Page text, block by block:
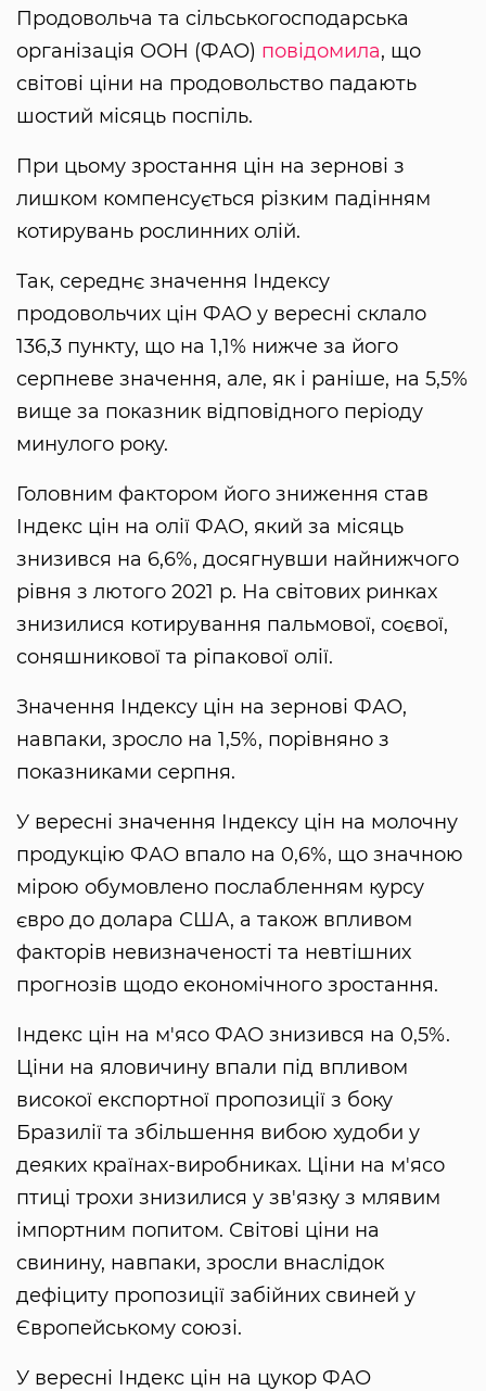
Продовольча та сільськогосподарська
організація ООН (ФАО) повідомила, що
світові ціни на продовольство падають
шостий місяць поспіль.
При цьому зростання цін на зернові з
лишком компенсується різким падінням
котирувань рослинних олій.
Так, середнє значення Індексу
продовольчих цін ФАО у вересні склало
136,3 пункту, що на 1,1% нижче за його
серпневе значення, але, як і раніше, на 5,5%
вище за показник відповідного періоду
минулого року.
Головним фактором його зниження став
Індекс цін на олії ФАО, який за місяць
знизився на 6,6%, досягнувши найнижчого
рівня з лютого 2021 р. На світових ринках
знизилися котирування пальмової, соєвої,
соняшникової та ріпакової олії.
Значення Індексу цін на зернові ФАО,
навпаки, зросло на 1,5%, порівняно з
показниками серпня.
У вересні значення Індексу цін на молочну
продукцію ФАО впало на 0,6%, що значною
мірою обумовлено послабленням курсу
євро до долара США, а також впливом
факторів невизначеності та невтішних
прогнозів щодо економічного зростання.
Індекс цін на м'ясо ФАО знизився на 0,5%.
Ціни на яловичину впали під впливом
високої експортної пропозиції з боку
Бразилії та збільшення вибою худоби у
деяких країнах-виробниках. Ціни на м'ясо
птиці трохи знизилися у зв'язку з млявим
імпортним попитом. Світові ціни на
свинину, навпаки, зросли внаслідок
дефіциту пропозиції забійних свиней у
Європейському союзі.
У вересні Індекс цін на цукор ФАО